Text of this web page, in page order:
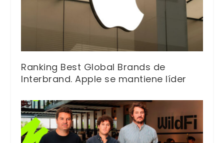
Ranking Best Global Brands de
Interbrand. Apple se mantiene líder